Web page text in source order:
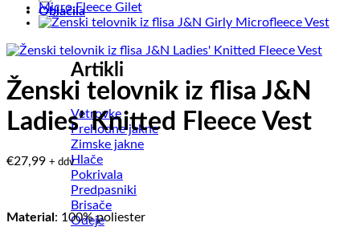
Oblačila
Artikli
Vetrovke
Prehodne jakne
Zimske jakne
Hlače
Pokrivala
Predpasniki
Brisače
Odeje
Ženski telovnik iz flisa J&N
Ladies’ Knitted Fleece Vest
€27,99 + ddv
Material : 100% poliester